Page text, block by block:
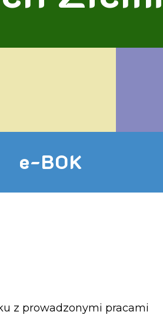
e-BOK
z prowadzonymi pracami